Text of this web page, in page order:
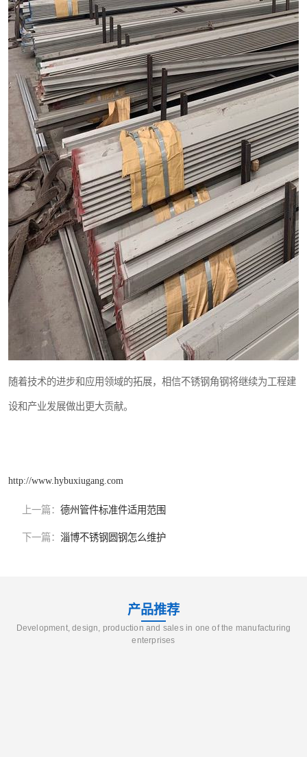
随着技术的进步和应用领域的拓展，相信不锈钢角钢将继续为工程建
设和产业发展做出更大贡献。
http://www.hybuxiugang.com
上一篇： 德州管件标准件适用范围
下一篇： 淄博不锈钢圆钢怎么维护
产品推荐
Development, design, production and sales in one of the manufacturing
enterprises